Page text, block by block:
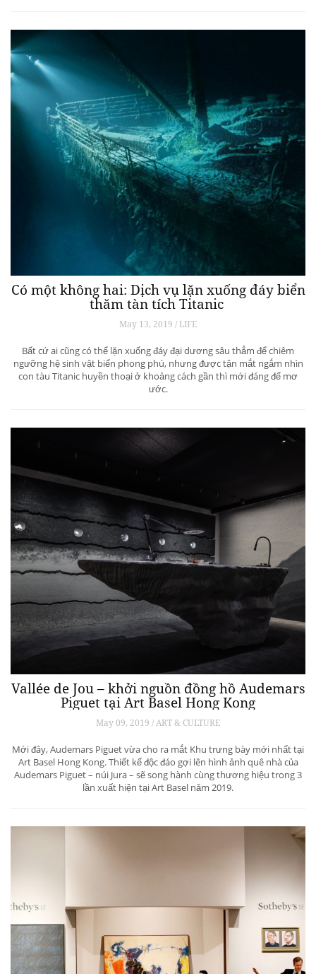
Có một không hai: Dịch vụ lặn xuống đáy biển
thăm tàn tích Titanic
May 13, 2019 / LIFE
Bất cứ ai cũng có thể lặn xuống đáy đại dương sâu thẳm để chiêm
ngưỡng hệ sinh vật biển phong phú, nhưng được tận mắt ngắm nhìn
con tàu Titanic huyền thoại ở khoảng cách gần thì mới đáng để mơ
ước.
Vallée de Jou – khởi nguồn đồng hồ Audemars
Piguet tại Art Basel Hong Kong
May 09, 2019 / ART & CULTURE
Mới đây, Audemars Piguet vừa cho ra mắt Khu trưng bày mới nhất tại
Art Basel Hong Kong. Thiết kế độc đáo gợi lên hình ảnh quê nhà của
Audemars Piguet – núi Jura – sẽ song hành cùng thương hiệu trong 3
lần xuất hiện tại Art Basel năm 2019.